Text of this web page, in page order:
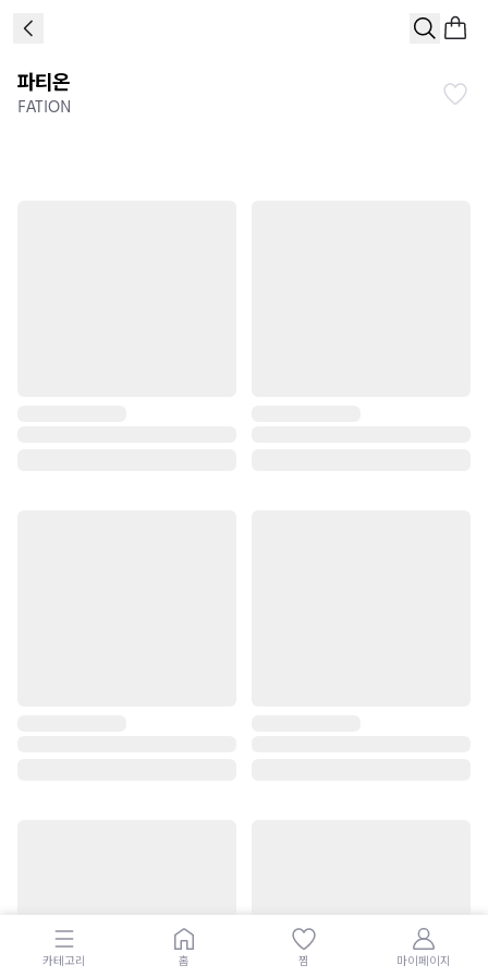
파티온
FATION
카테고리 홈 찜 마이페이지